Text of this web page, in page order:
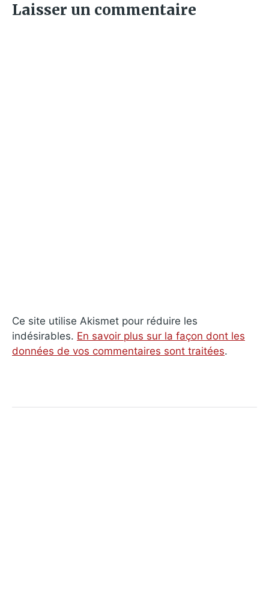
Laisser un commentaire
Ce site utilise Akismet pour réduire les
indésirables. En savoir plus sur la façon dont les
données de vos commentaires sont traitées.